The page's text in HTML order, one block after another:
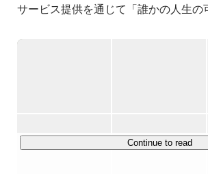
サービス提供を通じて「誰かの人生の
くことを目指し、領域問わず挑戦して
Continue to read